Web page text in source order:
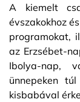
A kiemelt
évszakokhoz
programokat,
az Erzsébet-
Ibolya-nap,
ünnepeken
kisbabával